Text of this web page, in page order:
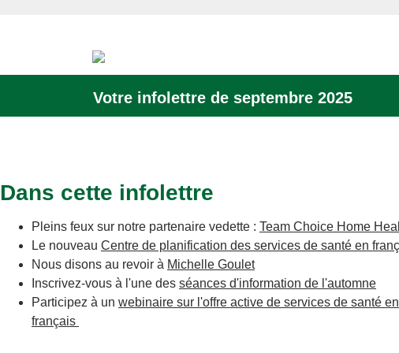
Votre infolettre de septembre 2025
Dans cette infolettre
Pleins feux sur notre partenaire vedette : Team Choice Home
Le nouveau Centre de planification des services de santé en
Nous disons au revoir à Michelle Goulet
Inscrivez-vous à l'une des séances d'information de l'automne
Participez à un webinaire sur l'offre active de services de santé en
français